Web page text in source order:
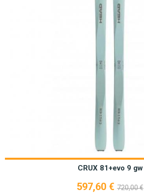
CRUX 81+evo 9 gw
597,60 € 720,00 €